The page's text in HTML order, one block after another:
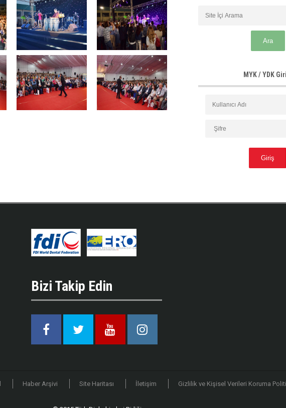
MYK / YDK
Bizi Takip Edin
Facebook Twitter Youtube Instagram
Haber Arşivi Site Haritası İletişim Gizlilik ve Kişisel Verileri Koruma